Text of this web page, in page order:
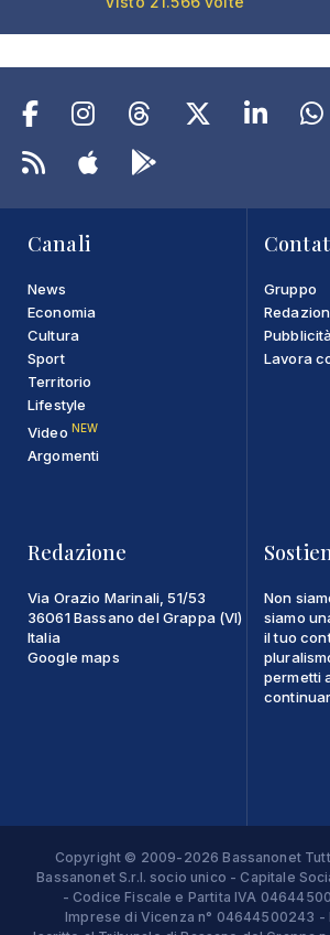
Canali
News
Economia
Cultura
Sport
Territorio
Lifestyle
Video NEW
Argomenti
Gruppo
Lavora
Redazione
Via Orazio Marinali, 51/53
36061 Bassano del Grappa (VI)
Italia
Google maps
Non
siamo
il tuo
permetti
Copyright © 2009-2026 Bassanonet
Bassanonet S.r.l. socio unico - Capitale
- Codice Fiscale e Partita IVA
Imprese di Vicenza n° 04644500243 -